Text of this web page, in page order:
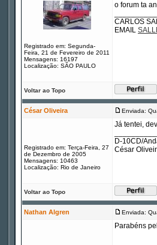
Registrado em: Segunda-
Feira, 21 de Fevereiro de 2011
Mensagens: 16197
Localização: SÃO PAULO
o forum ta
CARLOS
EMAIL
Voltar ao Topo
César Oliveira Enviada:
Registrado em: Terça-Feira, 27
de Dezembro de 2005
Mensagens: 10463
Localização: Rio de Janeiro
Já tentei,
D-10CD/
César
Voltar ao Topo
Nathan Algren Enviada:
Parabéns